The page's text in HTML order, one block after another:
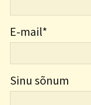
E-mail
Sinu sõnum